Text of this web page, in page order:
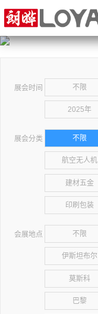
展会时间 不限
2025年
展会分类 不限
航空无人机
建材五金
印刷包装
会展地点 不限
伊斯坦布尔
莫斯科
巴黎